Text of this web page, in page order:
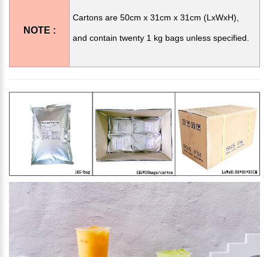
NOTE :
Cartons are 50cm x 31cm x 31cm (LxWxH),
and contain twenty 1 kg bags unless specified.